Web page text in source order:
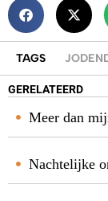
TAGS
GERELATEERD
Meer dan
Nachtelijke